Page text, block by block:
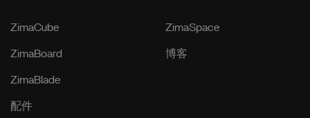
ZimaCube
ZimaBoard
ZimaBlade
配件
ZimaSpace
博客